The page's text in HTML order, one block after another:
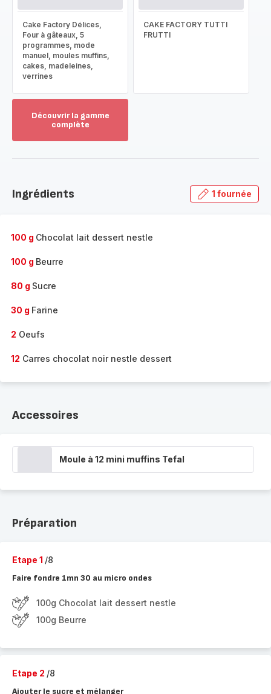
Cake Factory Délices,
Four à gâteaux, 5
programmes, mode
manuel, moules muffins,
cakes, madeleines,
verrines
CAKE FACTORY TUTTI
FRUTTI
Découvrir la gamme
complète
gamme
Ingrédients 1 fournée
100 g Chocolat lait dessert nestle
100 g Beurre
80 g Sucre
30 g Farine
2 Oeufs
12 Carres chocolat noir nestle dessert
Accessoires
Moule à 12 mini muffins Tefal
Préparation
Etape 1 /8
Faire fondre 1mn 30 au micro ondes
100g Chocolat lait dessert nestle
100g Beurre
Etape 2 /8
Ajouter le sucre et mélanger